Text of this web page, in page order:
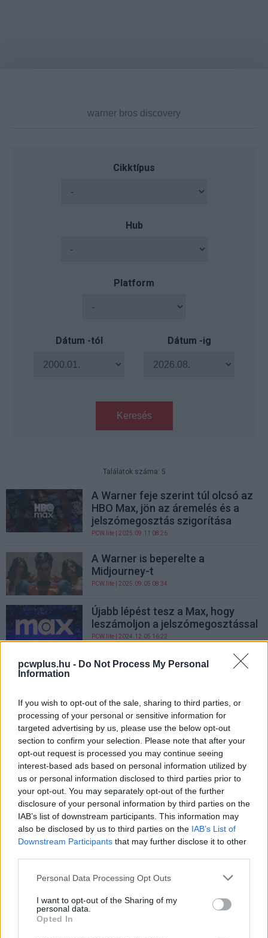
pcwplus.hu - Do Not Process My Personal
Information
If you wish to opt-out of the sale, sharing to third parties, or
processing of your personal or sensitive information for
targeted advertising by us, please use the below opt-out
section to confirm your selection. Please note that after your
opt-out request is processed you may continue seeing
interest-based ads based on personal information utilized by
us or personal information disclosed to third parties prior to
your opt-out. You may separately opt-out of the further
disclosure of your personal information by third parties on the
IAB’s list of downstream participants. This information may
also be disclosed by us to third parties on the IAB’s List of
Downstream Participants that may further disclose it to other
Please note that this website/app uses one or more Google
not limited to your visit or usage behaviour. You may click to
grant or deny consent to Google and its third-party tags to
use your data for below specified purposes in below Google
Personal Data Processing Opt Outs
I want to opt-out of the Sharing of my
personal data.
Opted In
Cikktípus
Hub
Platform
Dátum -tól Dátum -ig
Keresés
Találatok száma: 5
A Warner feje szerint túl olcsó az
HBO Max, jön az áremelés és a
jelszómegosztás szigorítása
PCW.lite | 2025.09.11 08:26
A Warner is beperelte a
Midjourney-t
PCW.lite | 2025.09.05 08:34
Újabb lépést tesz a Max, hogy
leszámoljon a jelszómegosztással
PCW.lite | 2024.12.05 16:22
Beperelte Elon Muskot a Szárnyas
A Max is lesújt a
jelszómegosztókra
PCW.lite| 2024.03.06 09:07